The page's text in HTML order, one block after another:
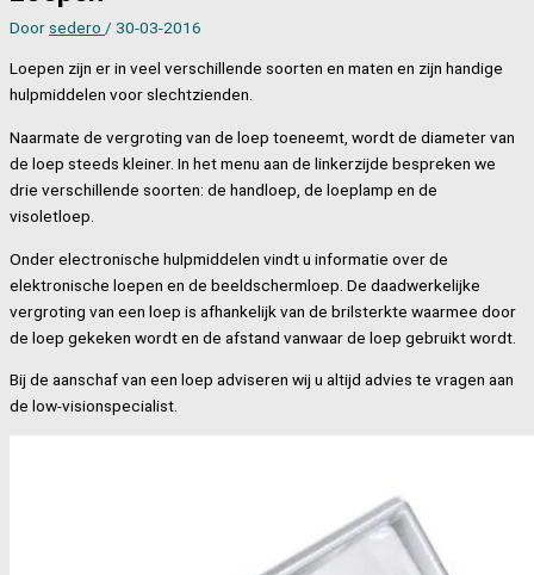
Door sedero / 30-03-2016
Loepen zijn er in veel verschillende soorten en maten en zijn handige
hulpmiddelen voor slechtzienden.
Naarmate de vergroting van de loep toeneemt, wordt de diameter van
de loep steeds kleiner. In het menu aan de linkerzijde bespreken we
drie verschillende soorten: de handloep, de loeplamp en de
visoletloep.
Onder electronische hulpmiddelen vindt u informatie over de
elektronische loepen en de beeldschermloep. De daadwerkelijke
vergroting van een loep is afhankelijk van de brilsterkte waarmee door
de loep gekeken wordt en de afstand vanwaar de loep gebruikt wordt.
Bij de aanschaf van een loep adviseren wij u altijd advies te vragen aan
de low-visionspecialist.